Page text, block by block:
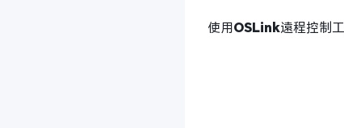
使用OSLink遠程控制